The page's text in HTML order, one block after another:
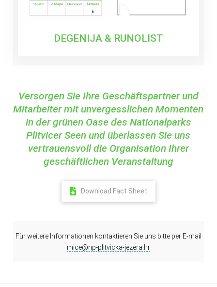
DEGENIJA & RUNOLIST
Versorgen Sie Ihre Geschäftspartner und
Mitarbeiter mit unvergesslichen Momenten
in der grünen Oase des Nationalparks
Plitvicer Seen und überlassen Sie uns
vertrauensvoll die Organisation Ihrer
geschäftlichen Veranstaltung
Download Fact Sheet
Für weitere Informationen kontaktieren Sie uns bitte per E-mail
mice@np-plitvicka-jezera.hr